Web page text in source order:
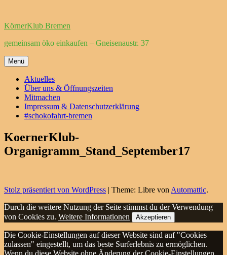
springen
KörnerKlub Bremen
gemeinsam öko einkaufen – Gneisenaustr. 37
Menü
Aktuelles
Über uns & Öffnungszeiten
Mitmachen
Impressum & Datenschutzerklärung
#schokofahrt-bremen
KoernerKlub-
Organigramm_Stand_September17
Stolz präsentiert von WordPress | Theme: Libre von Automattic.
Durch die weitere Nutzung der Seite stimmst du der Verwendung
von Cookies zu. Weitere Informationen Akzeptieren
Die Cookie-Einstellungen auf dieser Website sind auf "Cookies
zulassen" eingestellt, um das beste Surferlebnis zu ermöglichen.
Wenn du diese Website ohne Änderung der Cookie-Einstellungen